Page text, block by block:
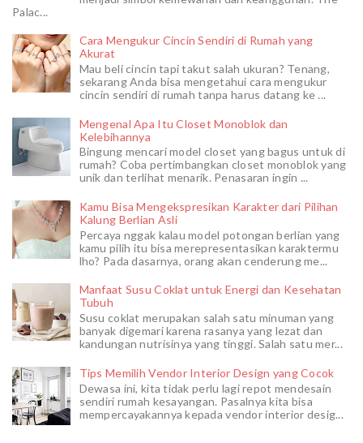
Palac...
Cara Mengukur Cincin Sendiri di Rumah yang
Akurat
Mau beli cincin tapi takut salah ukuran? Tenang,
sekarang Anda bisa mengetahui cara mengukur
cincin sendiri di rumah tanpa harus datang ke ...
Mengenal Apa Itu Closet Monoblok dan
Kelebihannya
Bingung mencari model closet yang bagus untuk di
rumah? Coba pertimbangkan closet monoblok yang
unik dan terlihat menarik. Penasaran ingin ...
Kamu Bisa Mengekspresikan Karakter dari Pilihan
Kalung Berlian Asli
Percaya nggak kalau model potongan berlian yang
kamu pilih itu bisa merepresentasikan karaktermu
lho? Pada dasarnya, orang akan cenderung me...
Manfaat Susu Coklat untuk Energi dan Kesehatan
Tubuh
Susu coklat merupakan salah satu minuman yang
banyak digemari karena rasanya yang lezat dan
kandungan nutrisinya yang tinggi. Salah satu mer...
Tips Memilih Vendor Interior Design yang Cocok
Dewasa ini, kita tidak perlu lagi repot mendesain
sendiri rumah kesayangan. Pasalnya kita bisa
mempercayakannya kepada vendor interior desig...